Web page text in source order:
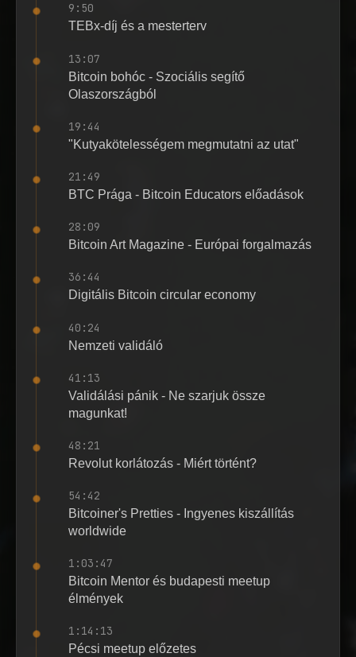
9:50
TEBx-díj és a mesterterv
13:07
Bitcoin bohóc - Szociális segítő
Olaszországból
19:44
"Kutyakötelességem megmutatni az utat"
21:49
BTC Prága - Bitcoin Educators előadások
28:09
Bitcoin Art Magazine - Európai forgalmazás
36:44
Digitális Bitcoin circular economy
40:24
Nemzeti validáló
41:13
Validálási pánik - Ne szarjuk össze
magunkat!
48:21
Revolut korlátozás - Miért történt?
54:42
Bitcoiner's Pretties - Ingyenes kiszállítás
worldwide
1:03:47
Bitcoin Mentor és budapesti meetup
élmények
1:14:13
Pécsi meetup előzetes